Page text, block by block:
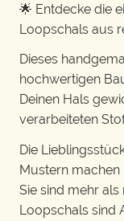
🌟 Entdecke die
Loopschals aus
Dieses
hochwertigen
Deinen Hals
verarbeiteten
Die
Mustern machen
Sie sind mehr
Loopschals sind